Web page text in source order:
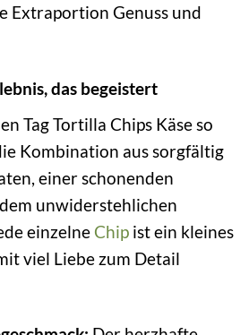
Extraportion Genuss und
das begeistert
Tag Tortilla Chips Käse so
Kombination aus sorgfältig
einer schonenden
unwiderstehlichen
einzelne Chip ist ein kleines
viel Liebe zum Detail